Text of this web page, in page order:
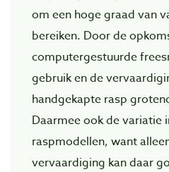
om een hoge graad van
bereiken. Door de
computergestuurde
gebruik en de
handgekapte rasp
Daarmee ook de variatie
raspmodellen, want
vervaardiging kan daar